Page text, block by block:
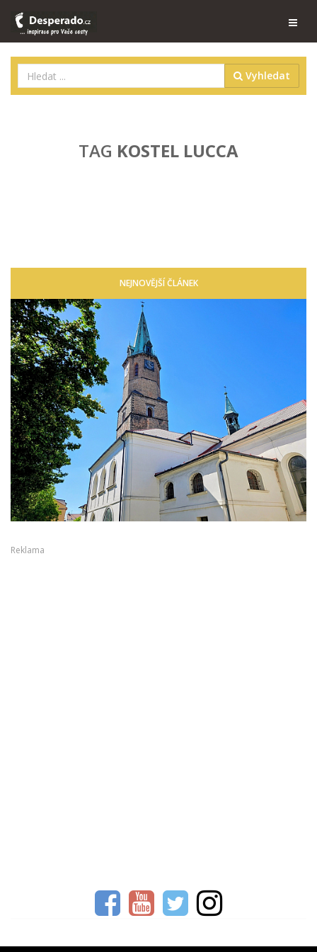
Vyhledat
TAG KOSTEL LUCCA
NEJNOVĚJŠÍ ČLÁNEK
Reklama